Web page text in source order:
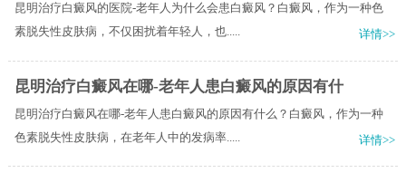
昆明治疗白癜风的医院-老年人为什么会患白癜风？白癜风，作为一种色
素脱失性皮肤病，不仅困扰着年轻人，也.....
详情>>
昆明治疗白癜风在哪-老年人患白癜风的原因有什
昆明治疗白癜风在哪-老年人患白癜风的原因有什么？白癜风，作为一种
色素脱失性皮肤病，在老年人中的发病率.....
详情>>